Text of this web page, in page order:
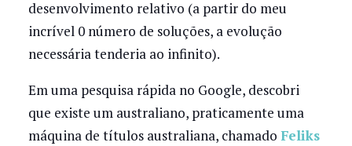
desenvolvimento relativo (a partir do meu
incrível 0 número de soluções, a evolução
necessária tenderia ao infinito).
Em uma pesquisa rápida no Google, descobri
que existe um australiano, praticamente uma
máquina de títulos australiana, chamado Feliks